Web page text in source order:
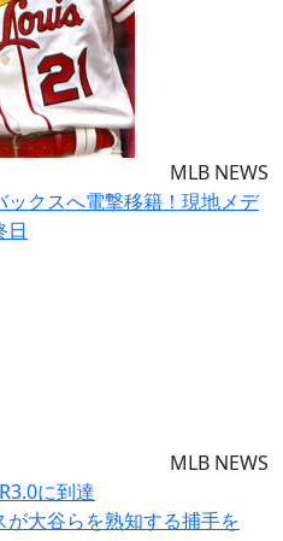
MLB NEWS
クスへ電撃移籍！現地メデ
日
MLB NEWS
に到達